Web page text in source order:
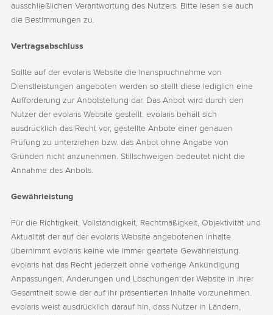
ausschließlichen Verantwortung des Nutzers. Bitte lesen sie auch
die Bestimmungen zu.
Vertragsabschluss
Sollte auf der evolaris Website die Inanspruchnahme von
Dienstleistungen angeboten werden so stellt diese lediglich eine
Aufforderung zur Anbotstellung dar. Das Anbot wird durch den
Nutzer der evolaris Website gestellt. evolaris behält sich
ausdrücklich das Recht vor, gestellte Anbote einer genauen
Prüfung zu unterziehen bzw. das Anbot ohne Angabe von
Gründen nicht anzunehmen. Stillschweigen bedeutet nicht die
Annahme des Anbots.
Gewährleistung
Für die Richtigkeit, Vollständigkeit, Rechtmäßigkeit, Objektivität und
Aktualität der auf der evolaris Website angebotenen Inhalte
übernimmt evolaris keine wie immer geartete Gewährleistung.
evolaris hat das Recht jederzeit ohne vorherige Ankündigung
Anpassungen, Änderungen und Löschungen der Website in ihrer
Gesamtheit sowie der auf ihr präsentierten Inhalte vorzunehmen.
evolaris weist ausdrücklich darauf hin, dass Nutzer in Ländern,